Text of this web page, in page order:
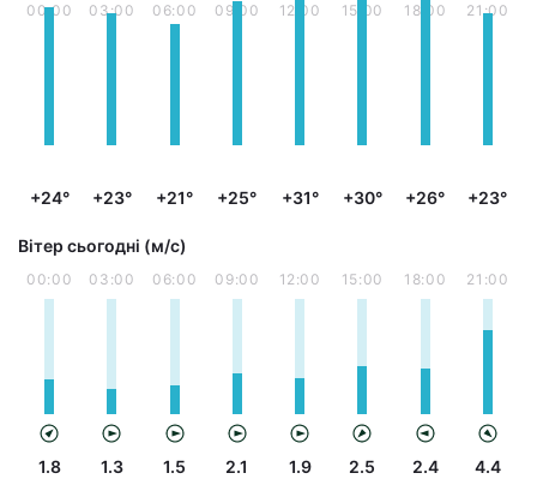
00:00
+24°
03:00
+23°
06:00
+21°
09:00
+25°
12:00
+31°
15:00
+30°
18:00
+26°
21:00
+23°
Вітер сьогодні (м/с)
00:00
1.8
03:00
1.3
06:00
1.5
09:00
2.1
12:00
1.9
15:00
2.5
18:00
2.4
21:00
4.4